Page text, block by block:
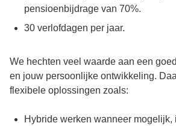
pensioenbijdrage van 70%.
30 verlofdagen per jaar.
We hechten veel waarde aan een
en jouw persoonlijke ontwikkeling.
flexibele oplossingen zoals:
Hybride werken wanneer mogelijk,